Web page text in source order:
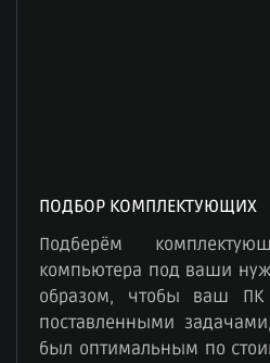
ПОДБОР КОМПЛЕКТУЮЩИХ
Подберём
компьютера под ваши
образом, чтобы ваш ПК
поставленными
был оптимальным по